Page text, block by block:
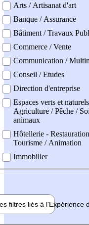
Arts / Artisanat d'art
Banque / Assurance
Bâtiment / Travaux
Commerce / Vente
Communication /
Conseil / Etudes
Direction d'entreprise
Espaces verts et
Agriculture / Pêche /
animaux
Hôtellerie -
Tourisme / Animation
Immobilier
filtres liés à l'Expérience